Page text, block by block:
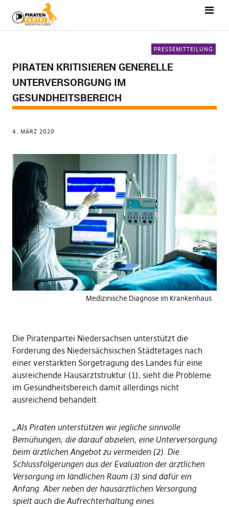
PRESSEMITTEILUNG
PIRATEN KRITISIEREN GENERELLE
UNTERVERSORGUNG IM
GESUNDHEITSBEREICH
4. MÄRZ 2020
Medizinische Diagnose im Krankenhaus
Die Piratenpartei Niedersachsen unterstützt die
Forderung des Niedersächsischen Städtetages nach
einer verstärkten Sorgetragung des Landes für eine
ausreichende Hausarztstruktur (1), sieht die Probleme
im Gesundheitsbereich damit allerdings nicht
ausreichend behandelt.
„Als Piraten unterstützen wir jegliche sinnvolle
Bemühungen, die darauf abzielen, eine Unterversorgung
beim ärztlichen Angebot zu vermeiden (2). Die
Schlussfolgerungen aus der Evaluation der ärztlichen
Versorgung im ländlichen Raum (3) sind dafür ein
Anfang. Aber neben der hausärztlichen Versorgung
spielt auch die Aufrechterhaltung eines